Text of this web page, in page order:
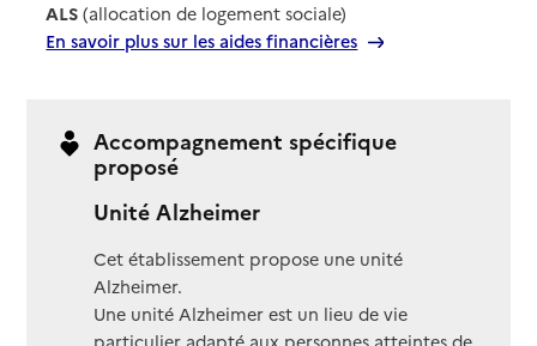
ALS (allocation de logement sociale)
En savoir plus sur les aides financières
Accompagnement spécifique
proposé
Unité Alzheimer
Cet établissement propose une unité
Alzheimer.
Une unité Alzheimer est un lieu de vie